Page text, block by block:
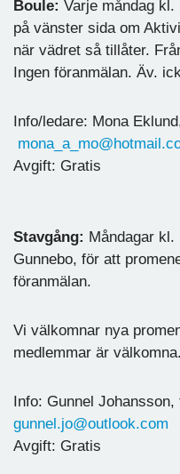
Boule: Varje måndag
på vänster sida om
när vädret så tillåter.
Ingen föranmälan. Äv.
Info/ledare: Mona
Avgift: Gratis
Stavgång: Måndagar
Gunnebo, för att
föranmälan.
Vi välkomnar nya
medlemmar är
Info: Gunnel Johansson,
gunnel.jo@outlook.com
Avgift: Gratis